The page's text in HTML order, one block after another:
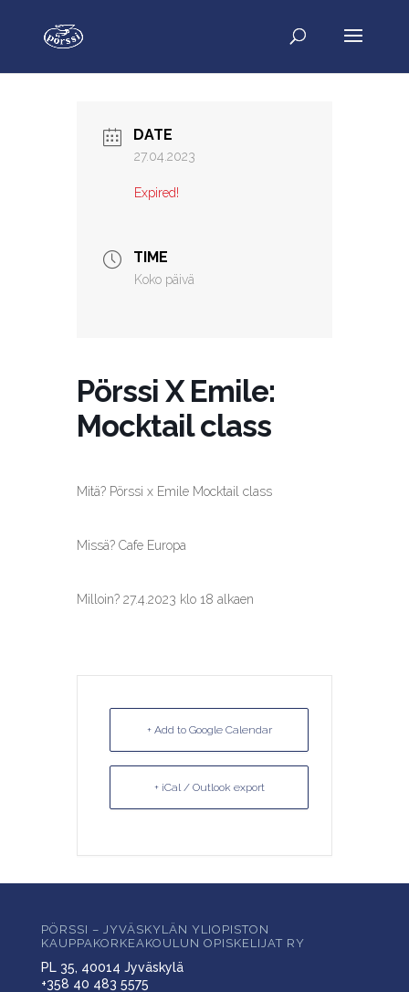
DATE
27.04.2023
Expired!
TIME
Koko päivä
Pörssi X Emile:
Mocktail class
Mitä? Pörssi x Emile Mocktail class
Missä? Cafe Europa
Milloin? 27.4.2023 klo 18 alkaen
+ Add to Google Calendar
+ iCal / Outlook export
PÖRSSI – JYVÄSKYLÄN YLIOPISTON
KAUPPAKORKEAKOULUN OPISKELIJAT RY
PL 35, 40014 Jyväskylä
+358 40 483 5575